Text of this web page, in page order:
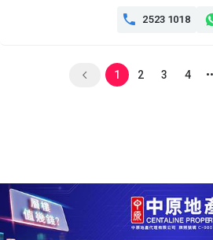
 2523 1018
1 2 3 4